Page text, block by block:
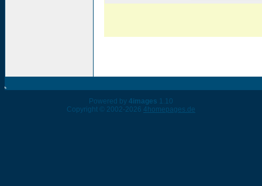
Powered by 4images 1.10
Copyright © 2002-2026 4homepages.de